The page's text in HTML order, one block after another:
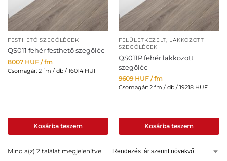
TERMÉKKATEGÓRIÁK
Uncategorized (0)
Díszítő elemek(0)
Díszlécek(0)
Karnistakarók(0)
FESTHETŐ SZEGŐLÉCEK
QS011 fehér festhető szegőléc
8007 HUF / fm
Csomagár: 2 fm / db / 16014 HUF
Kosárba teszem
FELÜLETKEZELT, LAKKOZOTT
SZEGŐLÉCEK
QS011P fehér lakkozott
szegőléc
9609 HUF / fm
Csomagár: 2 fm / db / 19218 HUF
Kosárba teszem
Mind a(z) 2 találat megjelenítve